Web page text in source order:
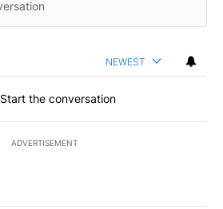
NEWEST
Start the conversation
ADVERTISEMENT